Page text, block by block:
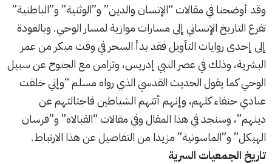
وقد أوضحنا في مقالات “الإنسان والدين” و”الوثنية” و”الباطنية”
تفرع التاريخ الإنساني إلى مسارات موازية لمسار الوحي. وبالعودة
إلى إحدى روايات التأويل فقد بدأ السحر في وقت مبكر من عمر
البشرية، وذلك في عصر النبي إدريس، وتزامن مع الجنوح عن سبيل
الوحي كما يقول الحديث القدسي الذي رواه مسلم “وإني خلقت
عبادي حنفاء كلهم، وإنهم أتتهم الشياطين فاجتالتهم عن
دينهم”، وسنجد في هذا المقال وفي مقالات “القبالاه” و”فرسان
الهيكل” و”الماسونية” مزيدا من التفاصيل عن هذا الارتباط.
تاريخ الجمعيات السرية